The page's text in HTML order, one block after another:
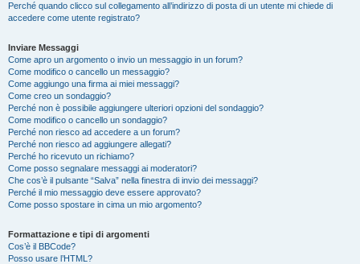
Perché quando clicco sul collegamento all’indirizzo di posta di un utente mi chiede di
accedere come utente registrato?
Inviare Messaggi
Come apro un argomento o invio un messaggio in un forum?
Come modifico o cancello un messaggio?
Come aggiungo una firma ai miei messaggi?
Come creo un sondaggio?
Perché non è possibile aggiungere ulteriori opzioni del sondaggio?
Come modifico o cancello un sondaggio?
Perché non riesco ad accedere a un forum?
Perché non riesco ad aggiungere allegati?
Perché ho ricevuto un richiamo?
Come posso segnalare messaggi ai moderatori?
Che cos’è il pulsante “Salva” nella finestra di invio dei messaggi?
Perché il mio messaggio deve essere approvato?
Come posso spostare in cima un mio argomento?
Formattazione e tipi di argomenti
Cos’è il BBCode?
Posso usare l’HTML?